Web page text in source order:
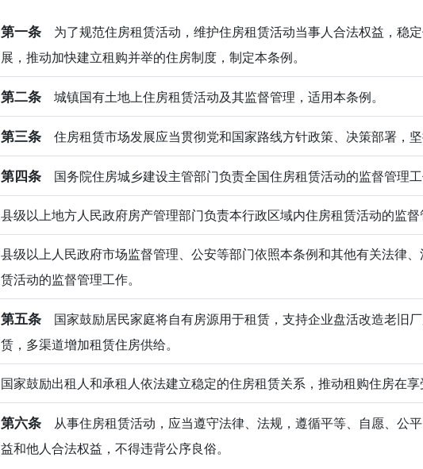
第一条 为了规范住房租赁活动，维护住房租赁活动当事人合法权益，稳
展，推动加快建立租购并举的住房制度，制定本条例。
第二条 城镇国有土地上住房租赁活动及其监督管理，适用本条例。
第三条 住房租赁市场发展应当贯彻党和国家路线方针政策、决策部署，坚
第四条 国务院住房城乡建设主管部门负责全国住房租赁活动的监督管理工
县级以上地方人民政府房产管理部门负责本行政区域内住房租赁活动的监督
县级以上人民政府市场监督管理、公安等部门依照本条例和其他有关法律
赁活动的监督管理工作。
第五条 国家鼓励居民家庭将自有房源用于租赁，支持企业盘活改造老旧
赁，多渠道增加租赁住房供给。
国家鼓励出租人和承租人依法建立稳定的住房租赁关系，推动租购住房在享
第六条 从事住房租赁活动，应当遵守法律、法规，遵循平等、自愿、公
益和他人合法权益，不得违背公序良俗。